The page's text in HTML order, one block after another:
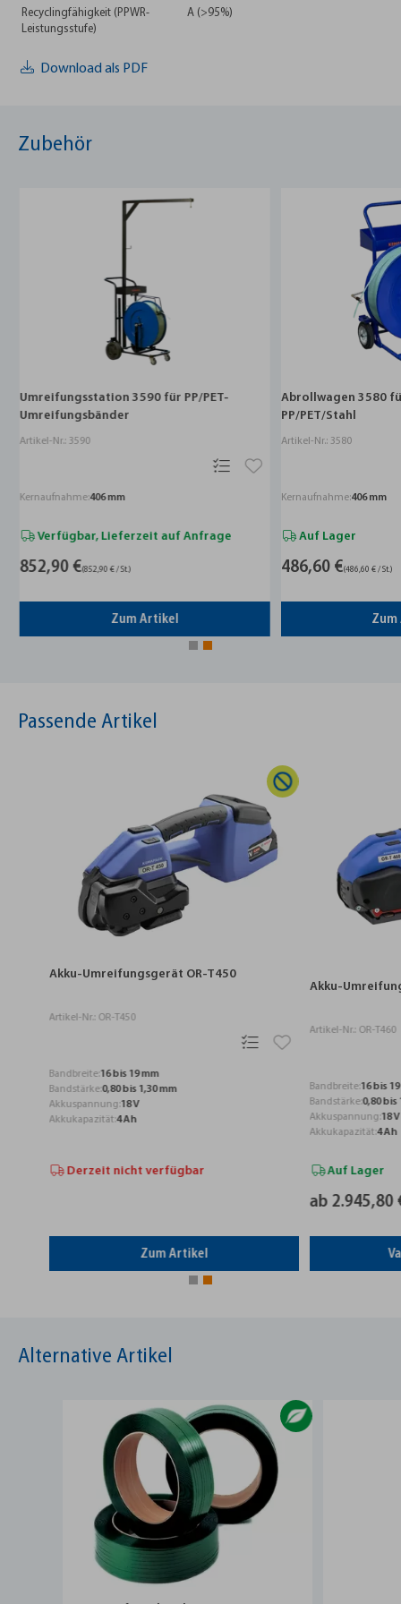
Recyclingfähigkeit (PPWR-
Leistungsstufe)
A (>95%)
Download als PDF
Zubehör
Umreifungsstation 3590 für PP/PET-
Umreifungsbänder
Artikel-Nr.: 3590
Kernaufnahme:406 mm
Verfügbar, Lieferzeit auf Anfrage
852,90 €(852,90 € / St.)
Zum Artikel
Abrollwagen 3580
PP/PET/Stahl
Artikel-Nr.: 3580
Kernaufnahme:406 mm
Auf Lager
486,60 €(486,60 € / St.)
Passende Artikel
Akku-Umreifungsgerät OR-T450
Artikel-Nr.: OR-T450
Bandbreite:16 bis 19 mm
Bandstärke: 0,80 bis 1,30 mm
Akkuspannung:18 V
Akkukapazität:4 Ah
Derzeit nicht verfügbar
Zum Artikel
Akku-
Artikel-Nr.: OR-T460
Bandbreite: 16 bis 19 mm
Bandstärke: 0,80 bis 1,30
Akkuspannung:18 V
Akkukapazität:4 Ah
Auf Lager
ab 2.945,80 €
Alternative Artikel